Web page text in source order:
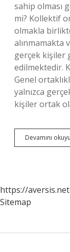
sahip olması
mi? Kollektif
olmakla
alınmamakta
gerçek kişiler
edilmektedir.
Genel
yalnızca
kişiler ortak
Devamını
https://aversis.net
Sitemap